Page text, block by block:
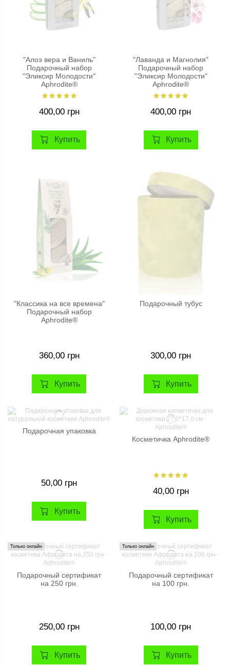
"Алоэ вера и Ваниль"
Подарочный набор
"Эликсир Молодости"
Aphrodite®
400,00 грн
Купить
"Лаванда и Магнолия"
Подарочный набор
"Эликсир Молодости"
Aphrodite®
400,00 грн
Купить
"Классика на все времена"
Подарочный набор
Aphrodite®
360,00 грн
Купить
Подарочный тубус
300,00 грн
Купить
Подарочная упаковка
50,00 грн
Купить
Косметичка Aphrodite®
40,00 грн
Купить
Только онлайн
Подарочный сертификат
на 250 грн.
250,00 грн
Купить
Только онлайн
Подарочный сертификат
на 100 грн.
100,00 грн
Купить